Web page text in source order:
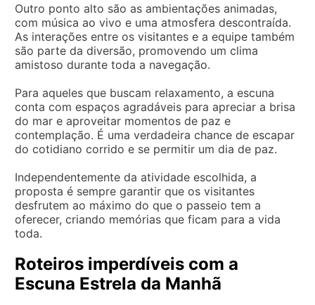
Outro ponto alto são as ambientações animadas,
com música ao vivo e uma atmosfera descontraída.
As interações entre os visitantes e a equipe também
são parte da diversão, promovendo um clima
amistoso durante toda a navegação.
Para aqueles que buscam relaxamento, a escuna
conta com espaços agradáveis para apreciar a brisa
do mar e aproveitar momentos de paz e
contemplação. É uma verdadeira chance de escapar
do cotidiano corrido e se permitir um dia de paz.
Independentemente da atividade escolhida, a
proposta é sempre garantir que os visitantes
desfrutem ao máximo do que o passeio tem a
oferecer, criando memórias que ficam para a vida
toda.
Roteiros imperdíveis com a
Escuna Estrela da Manhã